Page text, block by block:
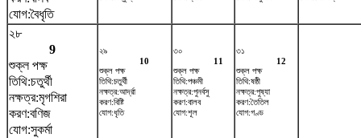
যোগ:বৈধৃতি
২৮
9
শুক্ল পক্ষ
তিথি:চতুর্থী
নক্ষত্র:মৃগশিরা
করণ:বণিজ
যোগ:সুকর্মা
২৯
10
শুক্ল পক্ষ
তিথি:চতুর্থী
নক্ষত্র:আর্দ্রা
করণ:বিষ্টি
যোগ:ধৃতি
৩০
11
শুক্ল পক্ষ
তিথি:পঞ্চমী
নক্ষত্র:পুনর্বসু
করণ:বালব
যোগ:শূল
৩১
12
শুক্ল পক্ষ
তিথি:ষষ্ঠী
নক্ষত্র:পুষ্যা
করণ:তৈতিল
যোগ:গণ্ড